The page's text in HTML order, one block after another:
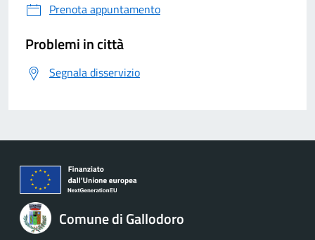
Prenota appuntamento
Problemi in città
Segnala disservizio
Comune di Gallodoro